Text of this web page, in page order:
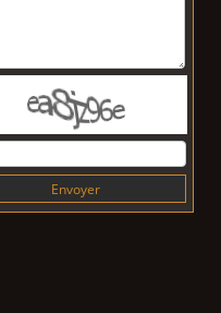
Envoyer